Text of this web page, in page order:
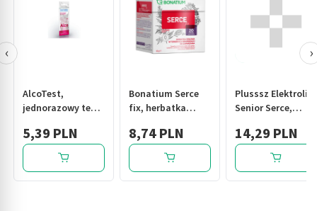
AlcoTest,
jednorazowy test
alkoholu, 1 szt.
5,39 PLN
Bonatium Serce
fix, herbatka
8,74 PLN
Plusssz Elektrolity
Senior Serce,
14,29 PLN
‹ ›